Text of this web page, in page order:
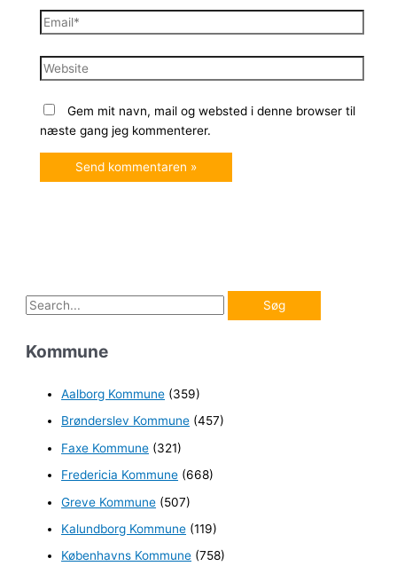
Email*
Website
Gem mit navn, mail og websted i denne browser til
næste gang jeg kommenterer.
S
g
Kommune
Aalborg Kommune (359)
Brønderslev Kommune (457)
Faxe Kommune (321)
Fredericia Kommune (668)
Greve Kommune (507)
Kalundborg Kommune (119)
Københavns Kommune (758)